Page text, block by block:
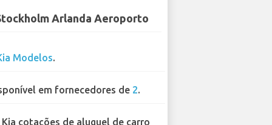
Arlanda Aeroporto
Modelos.
em fornecedores de 2.
Kia cotações de aluguel de carro